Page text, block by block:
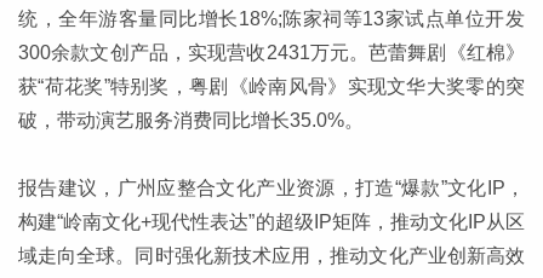
统，全年游客量同比增长18%;陈家祠等13家试点单位开发
300余款文创产品，实现营收2431万元。芭蕾舞剧《红棉》
获“荷花奖”特别奖，粤剧《岭南风骨》实现文华大奖零的突
破，带动演艺服务消费同比增长35.0%。
报告建议，广州应整合文化产业资源，打造“爆款”文化IP，
构建“岭南文化+现代性表达”的超级IP矩阵，推动文化IP从区
域走向全球。同时强化新技术应用，推动文化产业创新高效